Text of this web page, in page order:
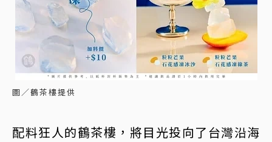
圖／鶴茶樓提供
配料狂人的鶴茶樓，將目光投向了台灣沿海